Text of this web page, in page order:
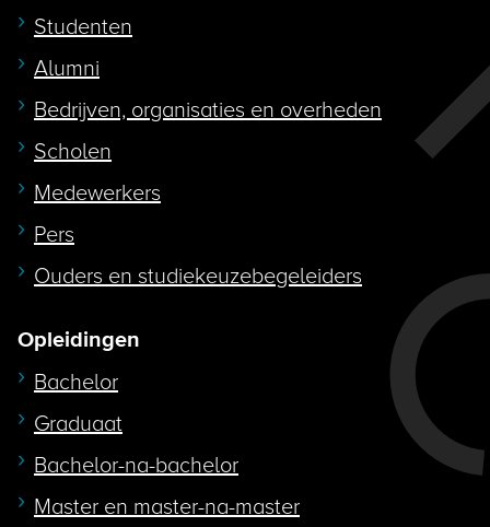
Studenten
Alumni
Bedrijven, organisaties en overheden
Scholen
Medewerkers
Pers
Ouders en studiekeuzebegeleiders
Opleidingen
Bachelor
Graduaat
Bachelor-na-bachelor
Master en master-na-master